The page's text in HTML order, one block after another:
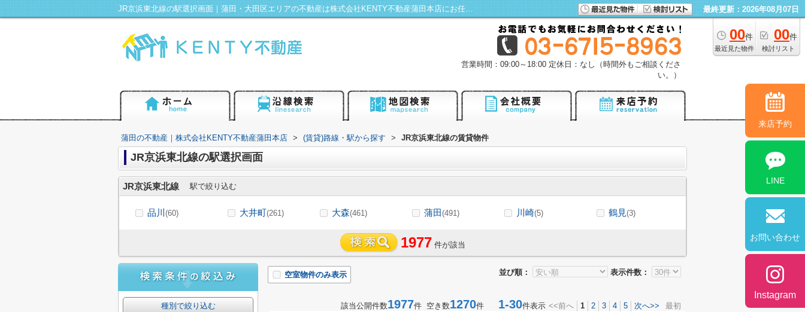
JR京浜東北線の駅選択画面｜蒲田・大田区エリアの不動産は株式会社KENTY不動産蒲田本店にお任せ！ 最終更新：2026年08月07日
00件
最近見た物件
00件
検討リスト
営業時間：09:00～18:00 定休日：なし（時間外もご相談くださ
い。）
蒲田の不動産｜株式会社KENTY不動産蒲田本店 > (賃貸)路線・駅から探す > JR京浜東北線の賃貸物件
JR京浜東北線の駅選択画面
JR京浜東北線 駅で絞り込む
品川 (60) 大井町(261) 大森(461) 蒲田(491) 川崎(5) 鶴見(3)
1977 件が該当
並び順： 表示件数：
空室物件のみ表示
該当公開件数1977件 空き数1270件 1-30件表示 <<前へ 1 2 3 4 5 次へ>> 最初
種別で絞り込む
来店予約
LINE
お問い合わせ
Instagram